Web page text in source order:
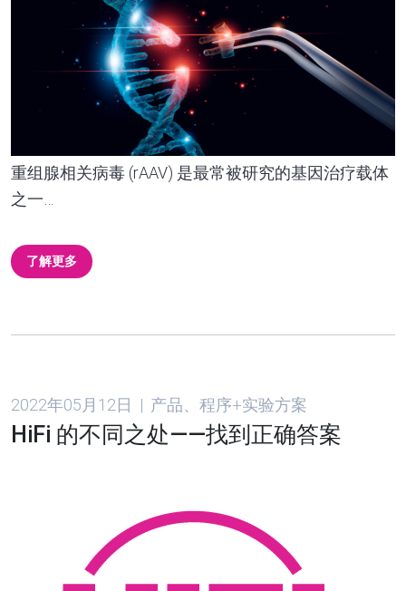
重组腺相关病毒 (rAAV) 是最常被研究的基因治疗载体
之一…
了解更多
2022年05月12日 | 产品、程序+实验方案
HiFi 的不同之处——找到正确答案